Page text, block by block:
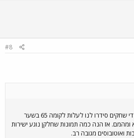
#8
במסגרת מפגש פורום גורדי שחקים סידרו לנו לעלות לקומה 65 בשער
אז הנה כמה תמונות שחלקן נוגע ישירות
ואוטובוסים מגובה רב.